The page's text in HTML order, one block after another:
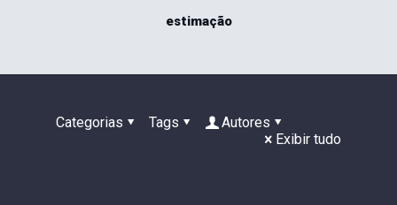
estimação
Categorias Tags
Autores
Exibir tudo